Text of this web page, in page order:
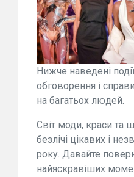
Нижче наведені
обговорення і
на багатьох людей.
Світ моди, краси та
безлічі цікавих і
року. Давайте
найяскравіших